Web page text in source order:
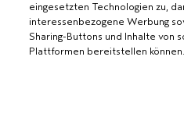
AVEDA SALON WERDEN
WERDE EIN AVEDA-SALON
eingesetzten Technologien zu,
interessenbezogene Werbung
Sharing-Buttons und Inhalte von
Plattformen bereitstellen können.